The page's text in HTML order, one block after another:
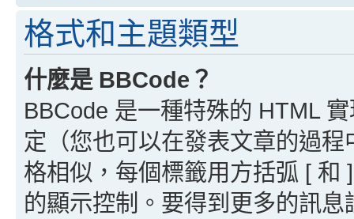
格式和主題類型
什麼是 BBCode？
BBCode 是一種特殊的 HTML
定（您也可以在發表文章的過
格相似，每個標籤用方括弧 [ 和
的顯示控制。要得到更多的訊